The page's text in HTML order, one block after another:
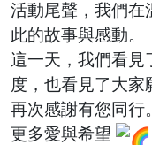
活動尾聲，我們在
此的故事與感動。
這一天，我們看見
度，也看見了大家
再次感謝有您同行
更多愛與希望